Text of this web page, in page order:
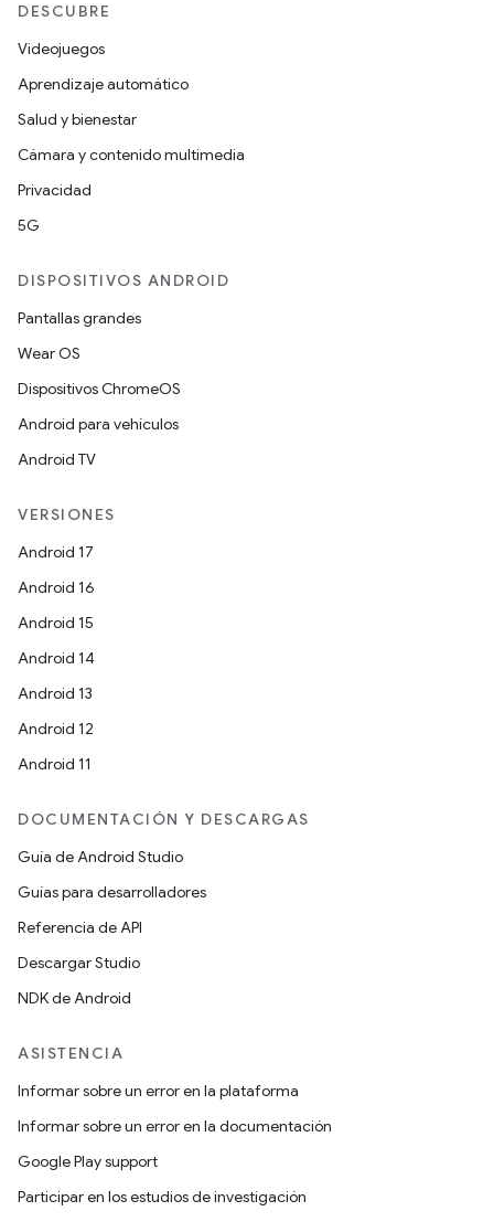
DESCUBRE
Videojuegos
Aprendizaje automático
Salud y bienestar
Cámara y contenido multimedia
Privacidad
5G
DISPOSITIVOS ANDROID
Pantallas grandes
Wear OS
Dispositivos ChromeOS
Android para vehículos
Android TV
VERSIONES
Android 17
Android 16
Android 15
Android 14
Android 13
Android 12
Android 11
DOCUMENTACIÓN Y DESCARGAS
Guía de Android Studio
Guías para desarrolladores
Referencia de API
Descargar Studio
NDK de Android
ASISTENCIA
Informar sobre un error en la plataforma
Informar sobre un error en la documentación
Google Play support
Participar en los estudios de investigación